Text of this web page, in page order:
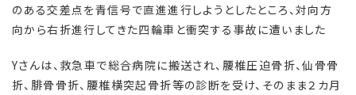
のある交差点を青信号で直進進行しようとしたところ、対向方
向から右折進行してきた四輪車と衝突する事故に遭いました
Yさんは、救急車で総合病院に搬送され、腰椎圧迫骨折、仙骨骨
折、腓骨骨折、腰椎横突起骨折等の診断を受け、そのまま２カ月